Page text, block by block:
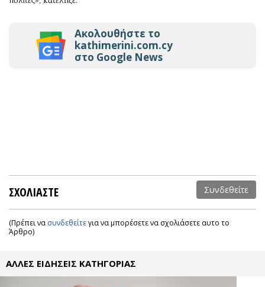
Ακολουθήστε το
kathimerini.com.cy
στο Google News
ΣΧΟΛΙΑΣΤΕ Συνδεθείτε
(Πρέπει να συνδεθείτεγια να μπορέσετε να σχολιάσετε αυτο το
Άρθρο)
ΑΛΛΕΣ ΕΙΔΗΣΕΙΣ ΚΑΤΗΓΟΡΙΑΣ